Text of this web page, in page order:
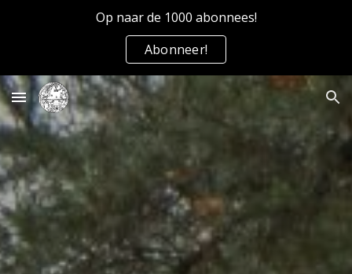
Skip to main content
Op naar de 1000 abonnees!
Abonneer!